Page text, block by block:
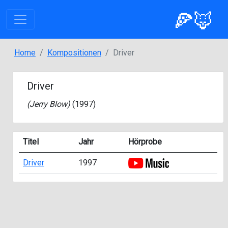
🍕🦊
Home Kompositionen Driver
Driver
(Jerry Blow) (1997)
Titel Jahr Hörprobe
Driver 1997